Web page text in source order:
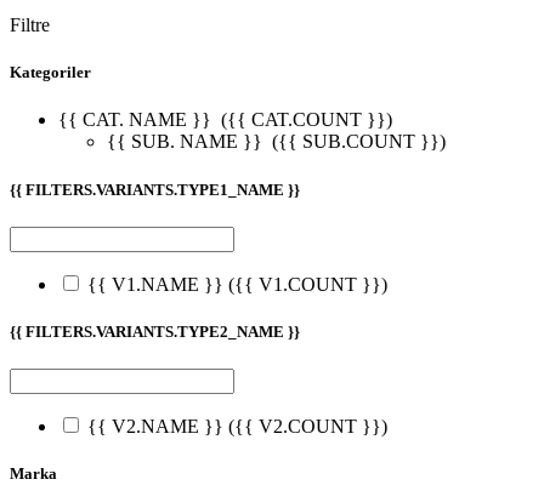
Filtre
Kategoriler
{{ CAT. NAME }} ({{ CAT.COUNT }})
{{ SUB. NAME }} ({{ SUB.COUNT }})
{{ FILTERS.VARIANTS.TYPE1_NAME }}
{{ V1.NAME }} ({{ V1.COUNT }})
{{ FILTERS.VARIANTS.TYPE2_NAME }}
{{ V2.NAME }} ({{ V2.COUNT }})
Marka